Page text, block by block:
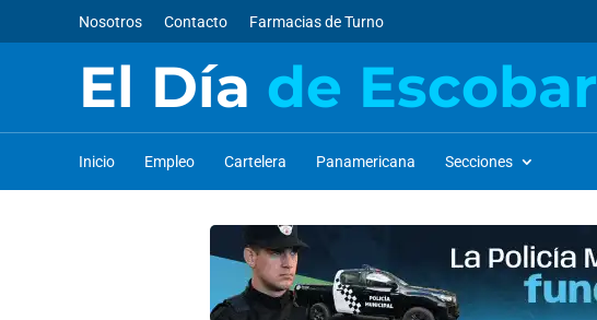
Nosotros Contacto Farmacias de Turno
El Día de Escobar
Inicio Empleo Cartelera Panamericana Secciones